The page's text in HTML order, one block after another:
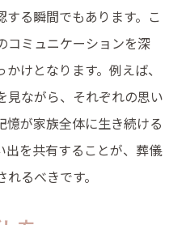
する瞬間でもあります。こ
コミュニケーションを深
けとなります。例えば、
見ながら、それぞれの思い
憶が家族全体に生き続ける
出を共有することが、葬儀
るべきです。